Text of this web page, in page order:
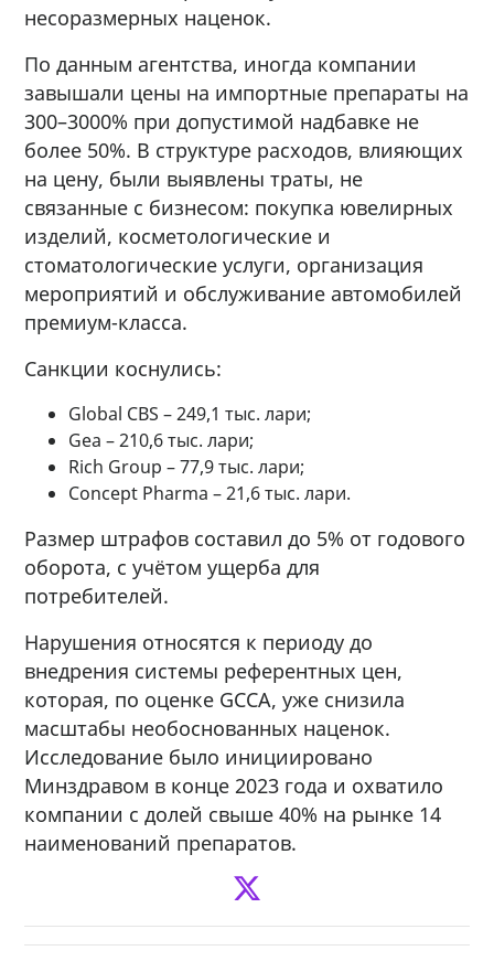
несоразмерных наценок.
По данным агентства, иногда компании
завышали цены на импортные препараты на
300–3000% при допустимой надбавке не
более 50%. В структуре расходов, влияющих
на цену, были выявлены траты, не
связанные с бизнесом: покупка ювелирных
изделий, косметологические и
стоматологические услуги, организация
мероприятий и обслуживание автомобилей
премиум-класса.
Санкции коснулись:
Global CBS – 249,1 тыс. лари;
Gea – 210,6 тыс. лари;
Rich Group – 77,9 тыс. лари;
Concept Pharma – 21,6 тыс. лари.
Размер штрафов составил до 5% от годового
оборота, с учётом ущерба для
потребителей.
Нарушения относятся к периоду до
внедрения системы референтных цен,
которая, по оценке GCCA, уже снизила
масштабы необоснованных наценок.
Исследование было инициировано
Минздравом в конце 2023 года и охватило
компании с долей свыше 40% на рынке 14
наименований препаратов.